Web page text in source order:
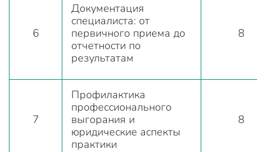
6
Документация
специалиста: от
первичного приема до
отчетности по
результатам
8
7
Профилактика
профессионального
выгорания и
юридические аспекты
практики
8